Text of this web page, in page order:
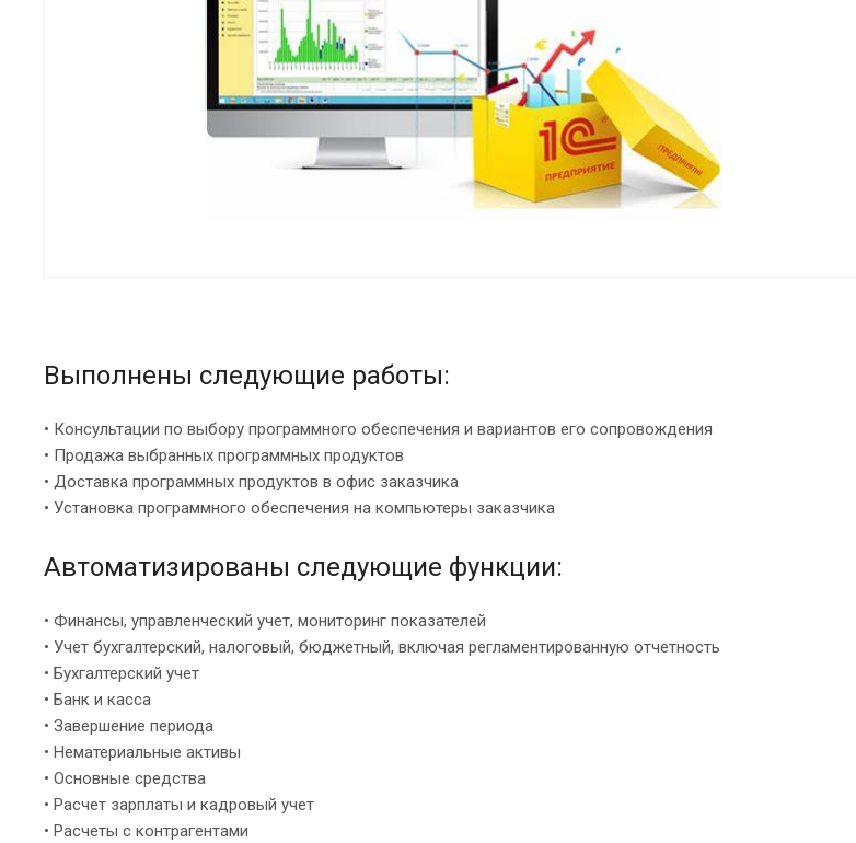
Выполнены следующие работы:
• Консультации по выбору программного обеспечения и вариантов его сопровождения
• Продажа выбранных программных продуктов
• Доставка программных продуктов в офис заказчика
• Установка программного обеспечения на компьютеры заказчика
Автоматизированы следующие функции:
• Финансы, управленческий учет, мониторинг показателей
• Учет бухгалтерский, налоговый, бюджетный, включая регламентированную отчетность
• Бухгалтерский учет
• Банк и касса
• Завершение периода
• Нематериальные активы
• Основные средства
• Расчет зарплаты и кадровый учет
• Расчеты с контрагентами